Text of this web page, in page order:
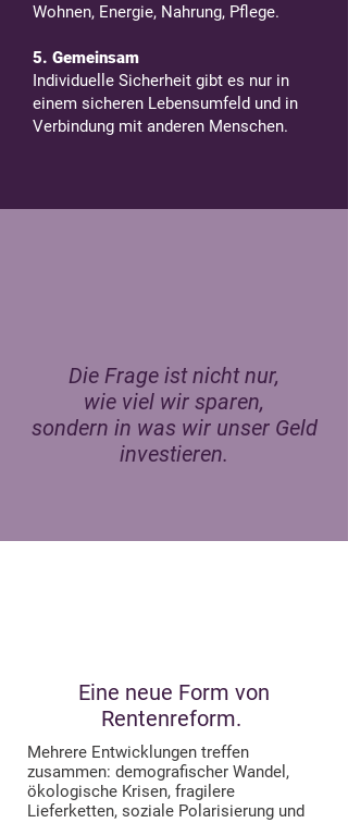
Wohnen, Energie, Nahrung, Pflege.
5. Gemeinsam
Individuelle Sicherheit gibt es nur in
einem sicheren Lebensumfeld und in
Verbindung mit anderen Menschen.
Die Frage ist nicht nur,
wie viel wir sparen,
sondern in was wir unser Geld
investieren.
Eine neue Form von
Rentenreform.
Mehrere Entwicklungen treffen
zusammen: demografischer Wandel,
ökologische Krisen, fragilere
Lieferketten, soziale Polarisierung und